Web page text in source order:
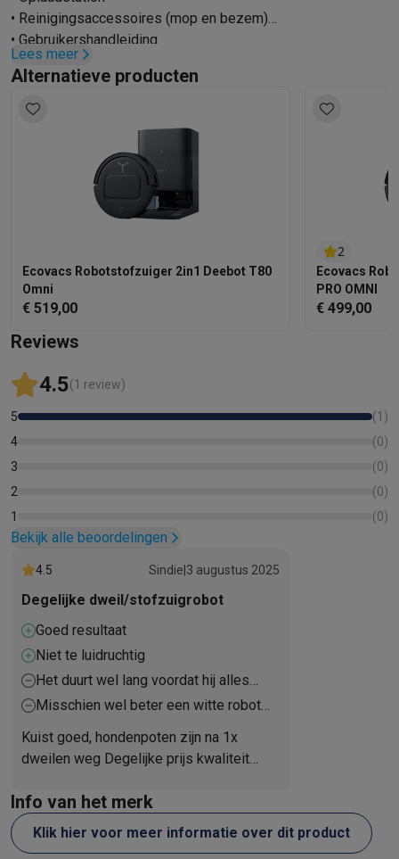
• Reinigingsaccessoires (mop en bezem)
• Gebruikershandleiding
Lees meer
Alternatieve producten
Ecovacs Robotstofzuiger 2in1 Deebot T80
Omni
€ 519,00
2
Ecovacs
PRO OMNI
€ 499,00
Reviews
4.5(1 review)
5 (1 )
4
(0)
3
(0)
2
(0)
1
(0)
Bekijk alle beoordelingen
4.5 Sindie 3 augustus 2025
Degelijke dweil/stofzuigrobot
Goed resultaat
Niet te luidruchtig
Het duurt wel lang voordat hij alles
gedaan heeft (maar dat is zo bij elke
Misschien wel beter een witte robot
liggen :)
Kuist goed, hondenpoten zijn na 1x
dweilen weg Degelijke prijs kwaliteit
Info van het merk
Klik hier voor meer informatie over dit product